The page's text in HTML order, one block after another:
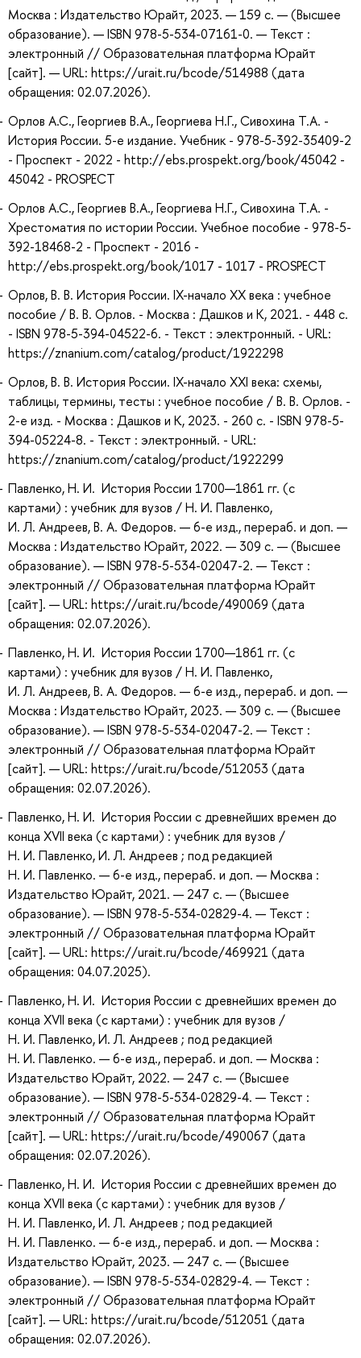
Москва : Издательство Юрайт, 2023. — 159 с. — (Высшее
образование). — ISBN 978-5-534-07161-0. — Текст :
электронный // Образовательная платформа Юрайт
[сайт]. — URL: https://urait.ru/bcode/514988 (дата
обращения: 02.07.2026).
Орлов А.С., Георгиев В.А., Георгиева Н.Г., Сивохина Т.А. -
История России. 5-е издание. Учебник - 978-5-392-35409-2
- Проспект - 2022 - http://ebs.prospekt.org/book/45042 -
45042 - PROSPECT
Орлов А.С., Георгиев В.А., Георгиева Н.Г., Сивохина Т.А. -
Хрестоматия по истории России. Учебное пособие - 978-5-
392-18468-2 - Проспект - 2016 -
http://ebs.prospekt.org/book/1017 - 1017 - PROSPECT
Орлов, В. В. История России. IX-начало XX века : учебное
пособие / В. В. Орлов. - Москва : Дашков и К, 2021. - 448 с.
- ISBN 978-5-394-04522-6. - Текст : электронный. - URL:
https://znanium.com/catalog/product/1922298
Орлов, В. В. История России. IX-начало XXI века: схемы,
таблицы, термины, тесты : учебное пособие / В. В. Орлов. -
2-е изд. - Москва : Дашков и К, 2023. - 260 с. - ISBN 978-5-
394-05224-8. - Текст : электронный. - URL:
https://znanium.com/catalog/product/1922299
Павленко, Н. И. История России 1700—1861 гг. (с
картами) : учебник для вузов / Н. И. Павленко,
И. Л. Андреев, В. А. Федоров. — 6-е изд., перераб. и доп. —
Москва : Издательство Юрайт, 2022. — 309 с. — (Высшее
образование). — ISBN 978-5-534-02047-2. — Текст :
электронный // Образовательная платформа Юрайт
[сайт]. — URL: https://urait.ru/bcode/490069 (дата
обращения: 02.07.2026).
Павленко, Н. И. История России 1700—1861 гг. (с
картами) : учебник для вузов / Н. И. Павленко,
И. Л. Андреев, В. А. Федоров. — 6-е изд., перераб. и доп. —
Москва : Издательство Юрайт, 2023. — 309 с. — (Высшее
образование). — ISBN 978-5-534-02047-2. — Текст :
электронный // Образовательная платформа Юрайт
[сайт]. — URL: https://urait.ru/bcode/512053 (дата
обращения: 02.07.2026).
Павленко, Н. И. История России с древнейших времен до
конца XVII века (с картами) : учебник для вузов /
Н. И. Павленко, И. Л. Андреев ; под редакцией
Н. И. Павленко. — 6-е изд., перераб. и доп. — Москва :
Издательство Юрайт, 2021. — 247 с. — (Высшее
образование). — ISBN 978-5-534-02829-4. — Текст :
электронный // Образовательная платформа Юрайт
[сайт]. — URL: https://urait.ru/bcode/469921 (дата
обращения: 04.07.2025).
Павленко, Н. И. История России с древнейших времен до
конца XVII века (с картами) : учебник для вузов /
Н. И. Павленко, И. Л. Андреев ; под редакцией
Н. И. Павленко. — 6-е изд., перераб. и доп. — Москва :
Издательство Юрайт, 2022. — 247 с. — (Высшее
образование). — ISBN 978-5-534-02829-4. — Текст :
электронный // Образовательная платформа Юрайт
[сайт]. — URL: https://urait.ru/bcode/490067 (дата
обращения: 02.07.2026).
Павленко, Н. И. История России с древнейших времен до
конца XVII века (с картами) : учебник для вузов /
Н. И. Павленко, И. Л. Андреев ; под редакцией
Н. И. Павленко. — 6-е изд., перераб. и доп. — Москва :
Издательство Юрайт, 2023. — 247 с. — (Высшее
образование). — ISBN 978-5-534-02829-4. — Текст :
электронный // Образовательная платформа Юрайт
[сайт]. — URL: https://urait.ru/bcode/512051 (дата
обращения: 02.07.2026).